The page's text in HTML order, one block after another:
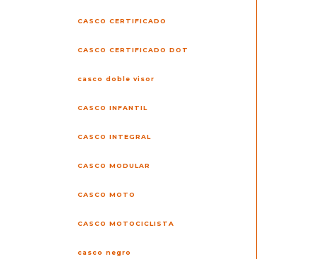
CASCO CERTIFICADO
CASCO CERTIFICADO DOT
casco doble visor
CASCO INFANTIL
CASCO INTEGRAL
CASCO MODULAR
CASCO MOTO
CASCO MOTOCICLISTA
casco negro